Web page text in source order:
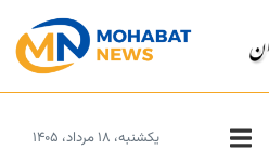
یکشنبه، ۱۸ مرداد، ۱۴۰۵